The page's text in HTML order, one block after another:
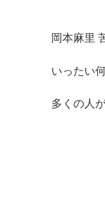
岡本麻里
いったい
多くの人